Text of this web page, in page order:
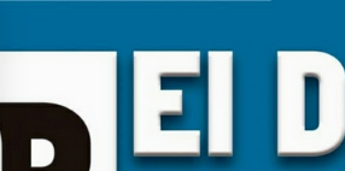
content